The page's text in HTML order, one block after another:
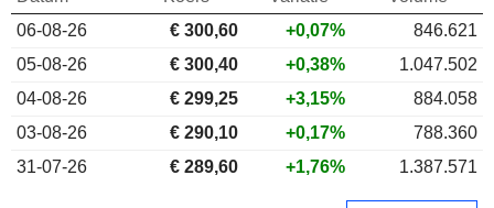
06-08-26
€ 300,60 +0,07%
846.621
05-08-26
€ 300,40 +0,38%
1.047.502
04-08-26
€ 299,25 +3,15%
884.058
03-08-26
€ 290,10 +0,17%
788.360
31-07-26
€ 289,60 +1,76% 1.387.571